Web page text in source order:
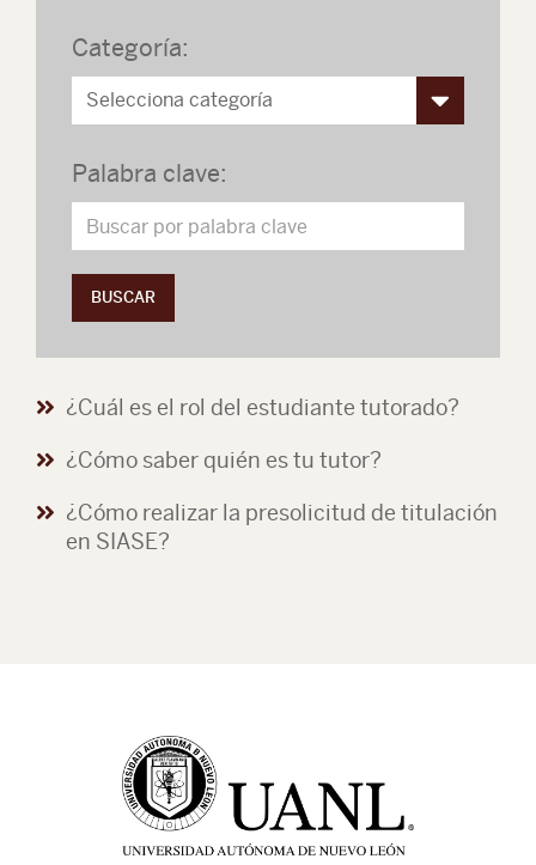
Categoría:
Palabra clave:
BUSCAR
¿Cuál es el rol del estudiante tutorado?
¿Cómo saber quién es tu tutor?
¿Cómo realizar la presolicitud de titulación
en SIASE?